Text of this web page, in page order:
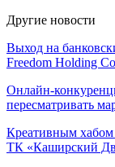
Другие новости
Выход на
Freedom Holding
Онлайн-
пересматривать
Креативным хабом
ТК «Каширский